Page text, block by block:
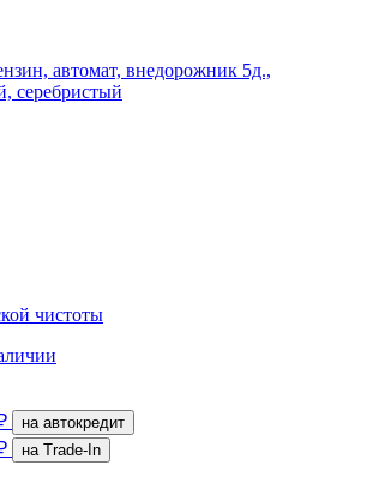
автомат, внедорожник 5д.,
серебристый
чистоты
на автокредит
на Trade-In